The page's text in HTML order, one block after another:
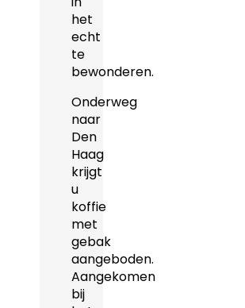
het
echt
te
bewonderen.
Onderweg
naar
Den
Haag
krijgt
u
koffie
met
gebak
aangeboden.
Aangekomen
bij